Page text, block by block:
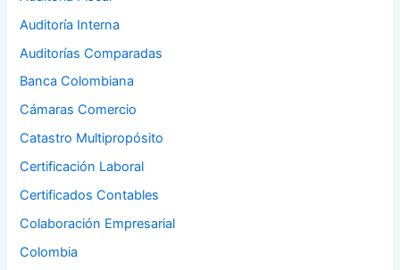
Auditoría Interna
Auditorías Comparadas
Banca Colombiana
Cámaras Comercio
Catastro Multipropósito
Certificación Laboral
Certificados Contables
Colaboración Empresarial
Colombia